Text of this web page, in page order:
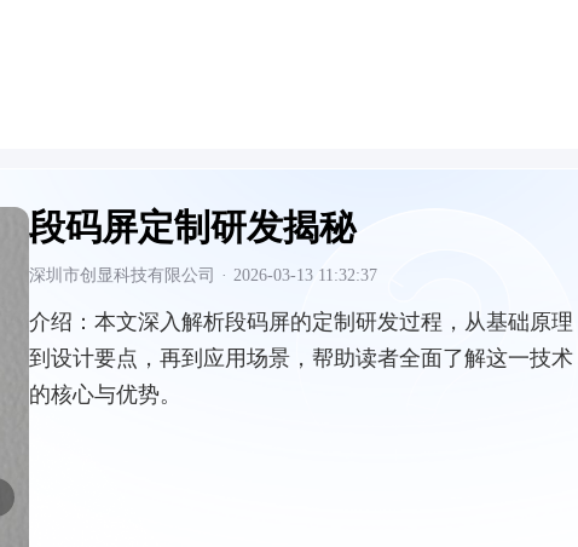
段码屏定制研发揭秘
深圳市创显科技有限公司 · 2026-03-13 11:32:37
介绍： 本文深入解析段码屏的定制研发过程，从基础原理
到设计要点，再到应用场景，帮助读者全面了解这一技术
的核心与优势。